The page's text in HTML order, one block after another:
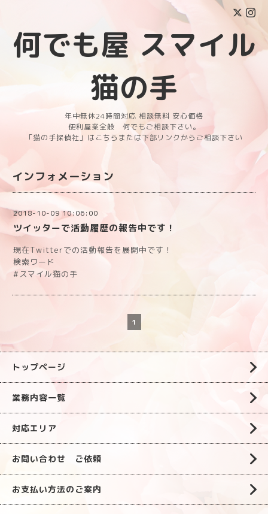
何でも屋 スマイル
猫の手
年中無休24時間対応 相談無料 安心価格
便利屋業全般 何でもご相談下さい。
「猫の手探偵社」はこちらまたは下部リンクからご相談下さい
インフォメーション
2018-10-09 10:06:00
ツイッターで活動履歴の報告中です！
現在Twitterでの活動報告を展開中です！
検索ワード
#スマイル猫の手
1
トップページ
業務内容一覧
対応エリア
お問い合わせ ご依頼
お支払い方法のご案内